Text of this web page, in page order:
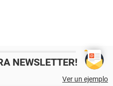
NEWSLETTER!
Ver un ejemplo